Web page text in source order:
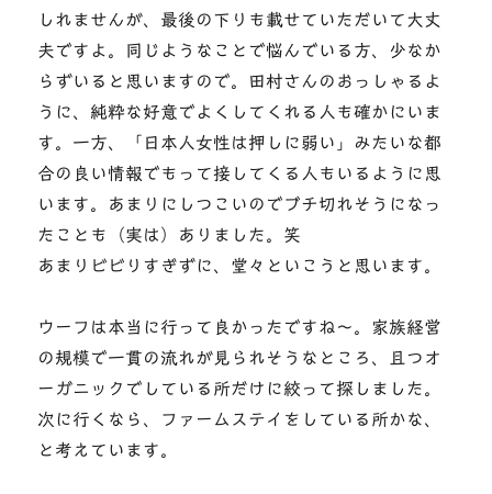
しれませんが、最後の下りも載せていただいて大丈
夫ですよ。同じようなことで悩んでいる方、少なか
らずいると思いますので。田村さんのおっしゃるよ
うに、純粋な好意でよくしてくれる人も確かにいま
す。一方、「日本人女性は押しに弱い」みたいな都
合の良い情報でもって接してくる人もいるように思
います。あまりにしつこいのでブチ切れそうになっ
たことも（実は）ありました。笑
あまりビビりすぎずに、堂々といこうと思います。
ウーフは本当に行って良かったですね～。家族経営
の規模で一貫の流れが見られそうなところ、且つオ
ーガニックでしている所だけに絞って探しました。
次に行くなら、ファームステイをしている所かな、
と考えています。